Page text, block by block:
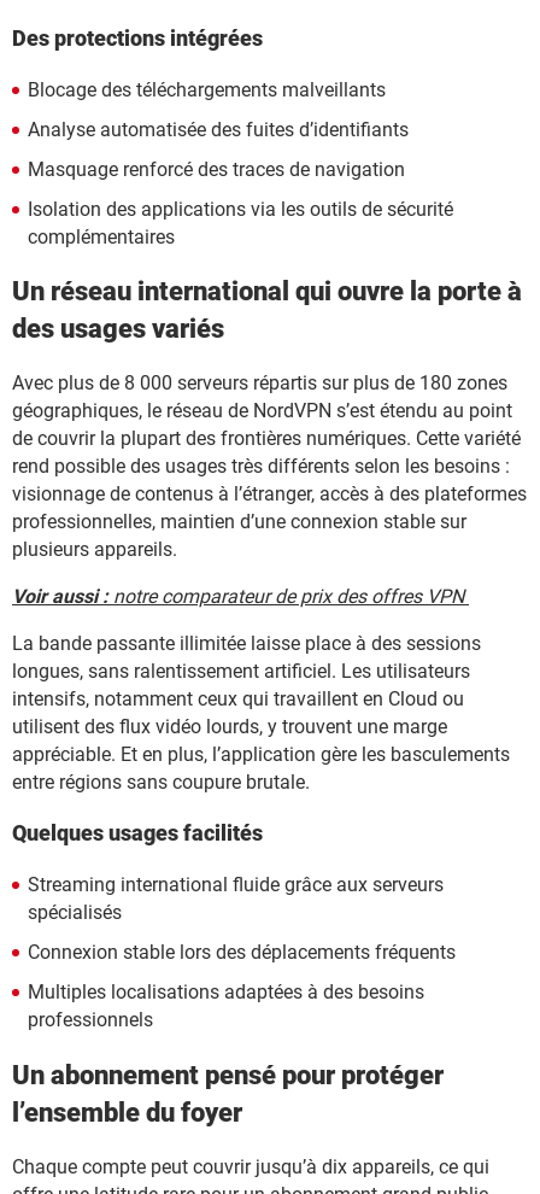
Des protections intégrées
Blocage des téléchargements malveillants
Analyse automatisée des fuites d’identifiants
Masquage renforcé des traces de navigation
Isolation des applications via les outils de sécurité
complémentaires
Un réseau international qui ouvre la porte à
des usages variés
Avec plus de 8 000 serveurs répartis sur plus de 180 zones
géographiques, le réseau de NordVPN s’est étendu au point
de couvrir la plupart des frontières numériques. Cette variété
rend possible des usages très différents selon les besoins :
visionnage de contenus à l’étranger, accès à des plateformes
professionnelles, maintien d’une connexion stable sur
plusieurs appareils.
Voir aussi : notre comparateur de prix des offres VPN
La bande passante illimitée laisse place à des sessions
longues, sans ralentissement artificiel. Les utilisateurs
intensifs, notamment ceux qui travaillent en Cloud ou
utilisent des flux vidéo lourds, y trouvent une marge
appréciable. Et en plus, l’application gère les basculements
entre régions sans coupure brutale.
Quelques usages facilités
Streaming international fluide grâce aux serveurs
spécialisés
Connexion stable lors des déplacements fréquents
Multiples localisations adaptées à des besoins
professionnels
Un abonnement pensé pour protéger
l’ensemble du foyer
Chaque compte peut couvrir jusqu’à dix appareils, ce qui